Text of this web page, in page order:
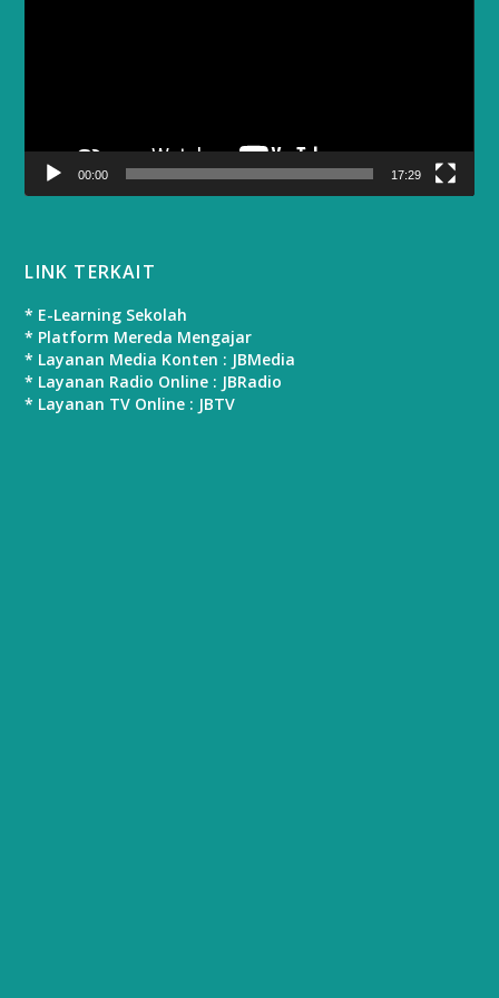
00:00 17:29
LINK TERKAIT
* E-Learning Sekolah
* Platform Mereda Mengajar
* Layanan Media Konten : JBMedia
* Layanan Radio Online : JBRadio
* Layanan TV Online : JBTV